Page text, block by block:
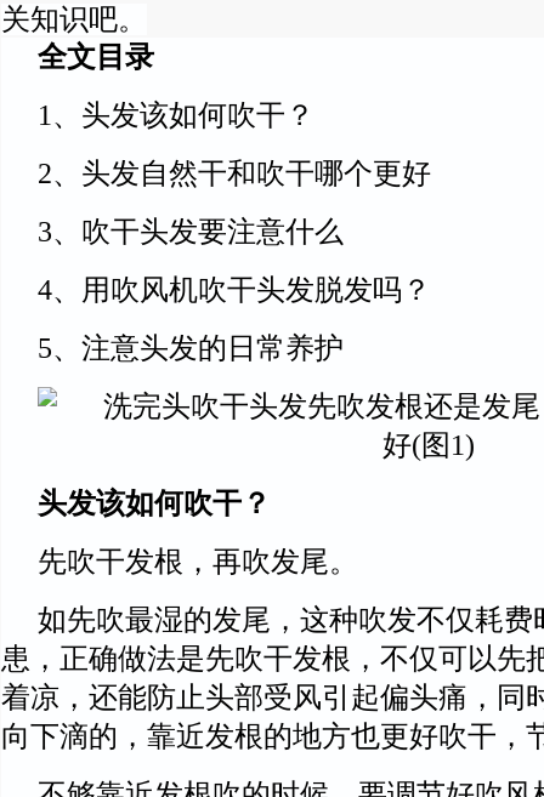
关知识吧。
全文目录
1、头发该如何吹干？
2、头发自然干和吹干哪个更好
3、吹干头发要注意什么
4、用吹风机吹干头发脱发吗？
5、注意头发的日常养护
头发该如何吹干？
先吹干发根，再吹发尾。
如先吹最湿的发尾，这种吹发不仅耗费
患，正确做法是先吹干发根，不仅可以先
着凉，还能防止头部受风引起偏头痛，同
向下滴的，靠近发根的地方也更好吹干，